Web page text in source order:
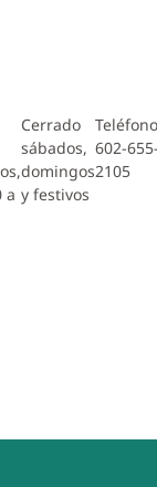
a
Cerrado
sábados,
domingos
y festivos
602-
2105